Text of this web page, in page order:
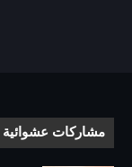
مشاركات عشوائية